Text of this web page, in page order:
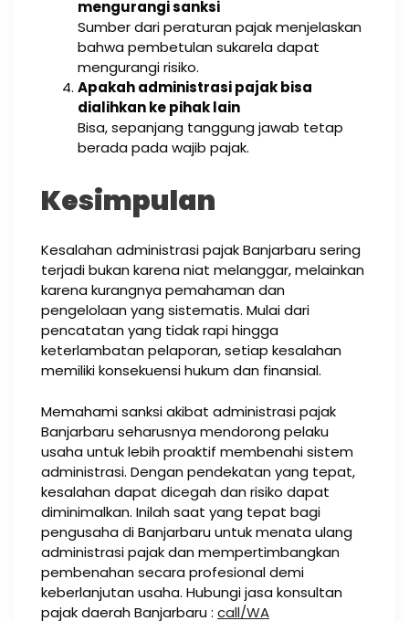
mengurangi sanksi
Sumber dari peraturan pajak menjelaskan
bahwa pembetulan sukarela dapat
mengurangi risiko.
Apakah administrasi pajak bisa
dialihkan ke pihak lain
Bisa, sepanjang tanggung jawab tetap
berada pada wajib pajak.
Kesimpulan
Kesalahan administrasi pajak Banjarbaru sering
terjadi bukan karena niat melanggar, melainkan
karena kurangnya pemahaman dan
pengelolaan yang sistematis. Mulai dari
pencatatan yang tidak rapi hingga
keterlambatan pelaporan, setiap kesalahan
memiliki konsekuensi hukum dan finansial.
Memahami sanksi akibat administrasi pajak
Banjarbaru seharusnya mendorong pelaku
usaha untuk lebih proaktif membenahi sistem
administrasi. Dengan pendekatan yang tepat,
kesalahan dapat dicegah dan risiko dapat
diminimalkan. Inilah saat yang tepat bagi
pengusaha di Banjarbaru untuk menata ulang
administrasi pajak dan mempertimbangkan
pembenahan secara profesional demi
keberlanjutan usaha. Hubungi jasa konsultan
pajak daerah Banjarbaru : call/WA